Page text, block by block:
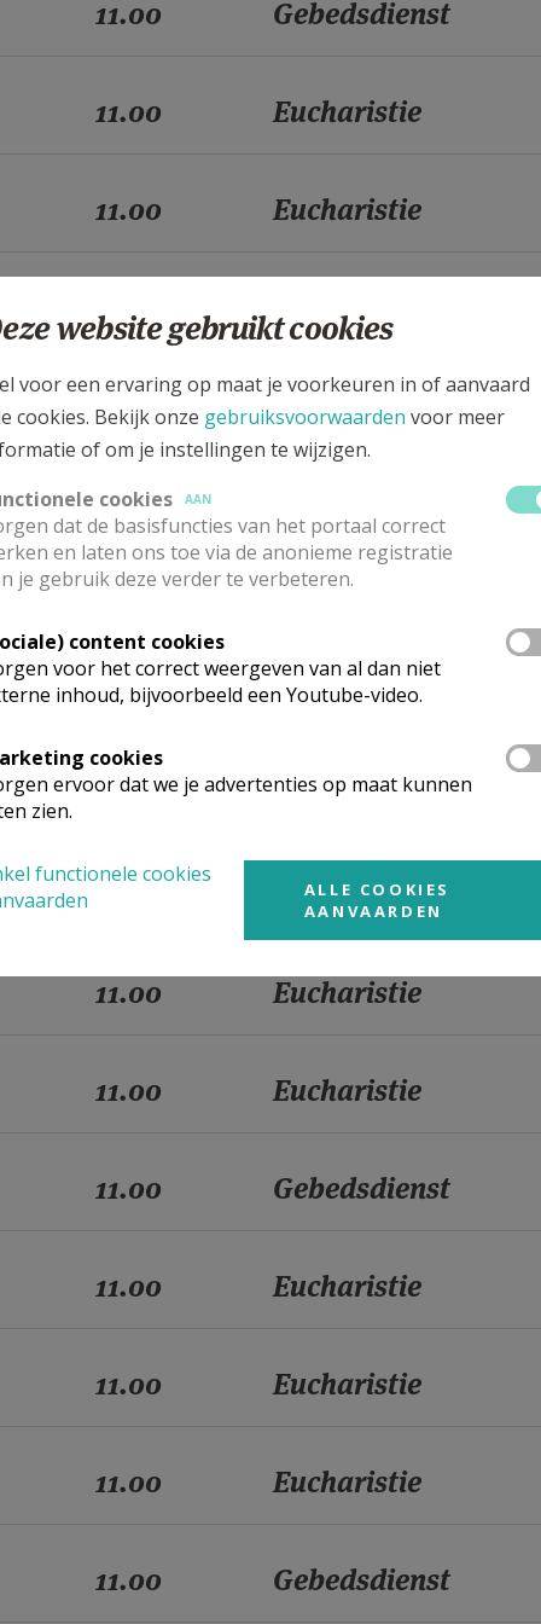
11.00 Gebedsdienst
11.00 Eucharistie
11.00 Eucharistie
11.00 Eucharistie
11.00 Gebedsdienst
11.00
11.00 Gebedsdienst
11.00 Eucharistie
Eucharistie
11.00 Eucharistie
11.00 Eucharistie
11.00 Gebedsdienst
11.00 Eucharistie
11.00 Eucharistie
11.00 Eucharistie
11.00 Gebedsdienst
website gebruikt cookies
voor een ervaring op maat je voorkeuren in of aanvaard
cookies. Bekijk onze gebruiksvoorwaarden voor meer
of om je instellingen te wijzigen.
cookies
AAN
dat de basisfuncties van het portaal correct
en laten ons toe via de anonieme registratie
je gebruik deze verder te verbeteren.
content cookies
voor het correct weergeven van al dan niet
inhoud, bijvoorbeeld een Youtube-video.
cookies
ervoor dat we je advertenties op maat kunnen
zien.
functionele cookies
ALLE COOKIES
AANVAARDEN